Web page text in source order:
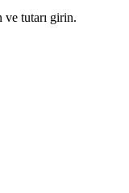
tutarı girin.